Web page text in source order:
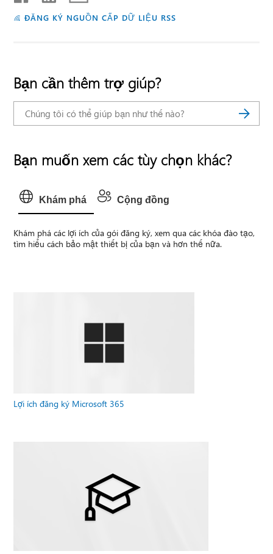
ĐĂNG KÝ NGUỒN CẤP DỮ LIỆU RSS
Bạn cần thêm trợ giúp?
Bạn muốn xem các tùy chọn khác?
Khám phá Cộng đồng
Khám phá các lợi ích của gói đăng ký, xem qua các khóa đào tạo,
tìm hiểu cách bảo mật thiết bị của bạn và hơn thế nữa.
Lợi ích đăng ký Microsoft 365